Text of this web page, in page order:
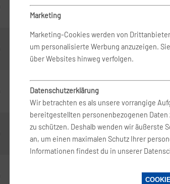
25. Jan. 2027-1. Feb. 2027
4. Jan. 2027-18. Jan. 2027
25. Jan. 2027
26. Jan. 2027
Marketing
Marketing-Cookies werden von
um personalisierte Werbung anzuzeigen.
über Websites hinweg verfolgen.
Datenschutzerklärung
Wir betrachten es als unsere vorrangige
bereitgestellten personenbezogenen
zu schützen. Deshalb wenden wir äußerste
an, um einen maximalen Schutz Ihrer
Informationen findest du in unserer